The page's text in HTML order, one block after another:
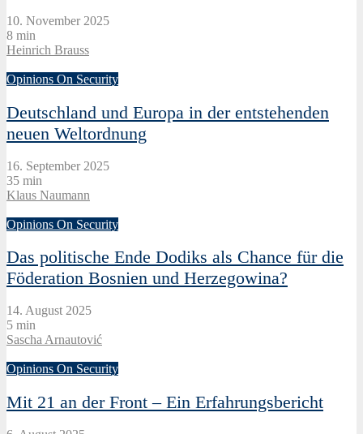
10. November 2025
8 min
Heinrich Brauss
Opinions On Security
Deutschland und Europa in der entstehenden
neuen Weltordnung
16. September 2025
35 min
Klaus Naumann
Opinions On Security
Das politische Ende Dodiks als Chance für die
Föderation Bosnien und Herzegowina?
14. August 2025
5 min
Sascha Arnautović
Opinions On Security
Mit 21 an der Front – Ein Erfahrungsbericht